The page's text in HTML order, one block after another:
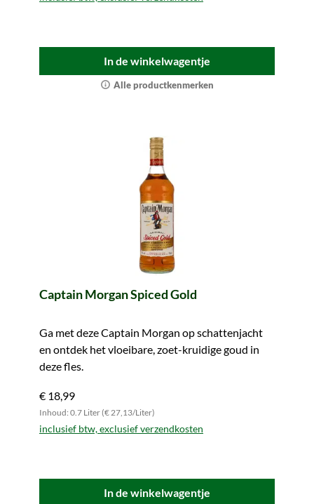
In de winkelwagentje
Alle productkenmerken
Captain Morgan Spiced Gold
Ga met deze Captain Morgan op schattenjacht
en ontdek het vloeibare, zoet-kruidige goud in
deze fles.
€ 18,99
Inhoud: 0.7 Liter (€ 27,13/Liter)
inclusief btw, exclusief verzendkosten
In de winkelwagentje